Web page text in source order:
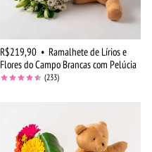
R$219,90 • Ramalhete de Lírios e
Flores do Campo Brancas com Pelúcia
(233)